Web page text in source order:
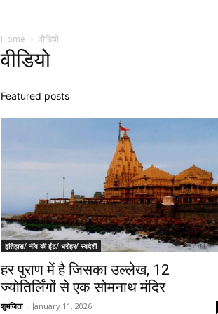
Home वीडियो
वीडियो
Featured posts
इतिहास/ नींव की ईंट/ धरोहर/ स्वदेशी
हर पुराण में है जिसका उल्लेख, 12
ज्योतिर्लिंगों से एक सोमनाथ मंदिर
शुभजिता - January 11, 2026